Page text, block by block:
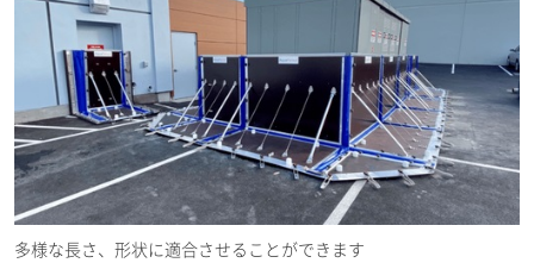
多様な長さ、形状に適合させることができます